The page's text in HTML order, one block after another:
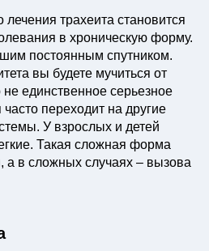
лечения трахеита становится
в хроническую форму.
постоянным спутником.
вы будете мучиться от
единственное серьезное
переходит на другие
У взрослых и детей
Такая сложная форма
а в сложных случаях – вызова